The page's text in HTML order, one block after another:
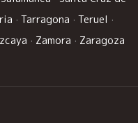
· Tarragona · Teruel ·
· Zamora · Zaragoza